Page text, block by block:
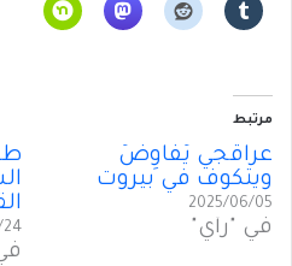
مرتبط
عراقجي يُفاوِضُ
ويتكوف في بيروت
2025/06/05
في "رأي" 24